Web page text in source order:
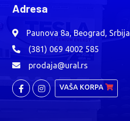
Adresa
Paunova 8a, Beograd, Srbija
(381) 069 4002 585
prodaja@ural.rs
VAŠA KORPA